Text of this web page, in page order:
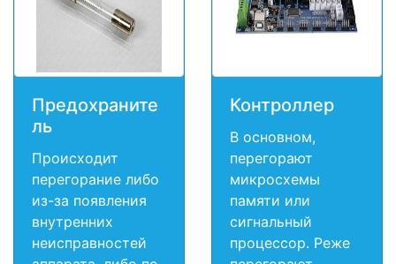
Предохраните
ль
Происходит
перегорание либо
из-за появления
внутренних
неисправностей
Контроллер
В основном,
перегорают
микросхемы
памяти или
сигнальный
процессор. Реже